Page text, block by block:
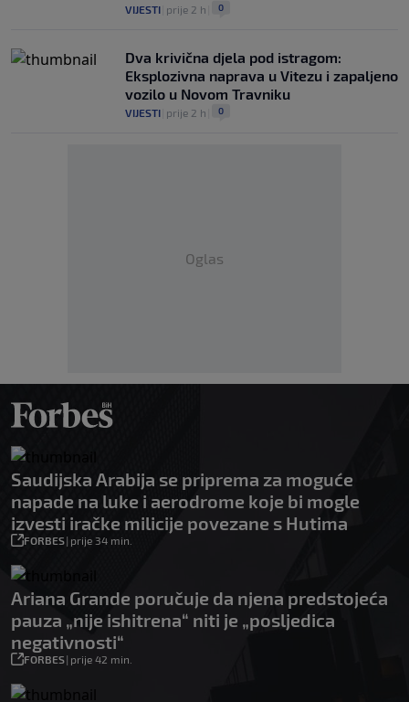
VIJESTI prije 2 h 0
Dva krivična djela pod istragom:
Eksplozivna naprava u Vitezu i zapaljeno
vozilo u Novom Travniku
VIJESTI prije 2 h 0
Oglas
Saudijska Arabija se priprema za moguće
napade na luke i aerodrome koje bi mogle
izvesti iračke milicije povezane s Hutima
FORBES| prije 34 min.
Ariana Grande poručuje da njena predstojeća
pauza „nije ishitrena“ niti je „posljedica
negativnosti“
FORBES| prije 42 min.